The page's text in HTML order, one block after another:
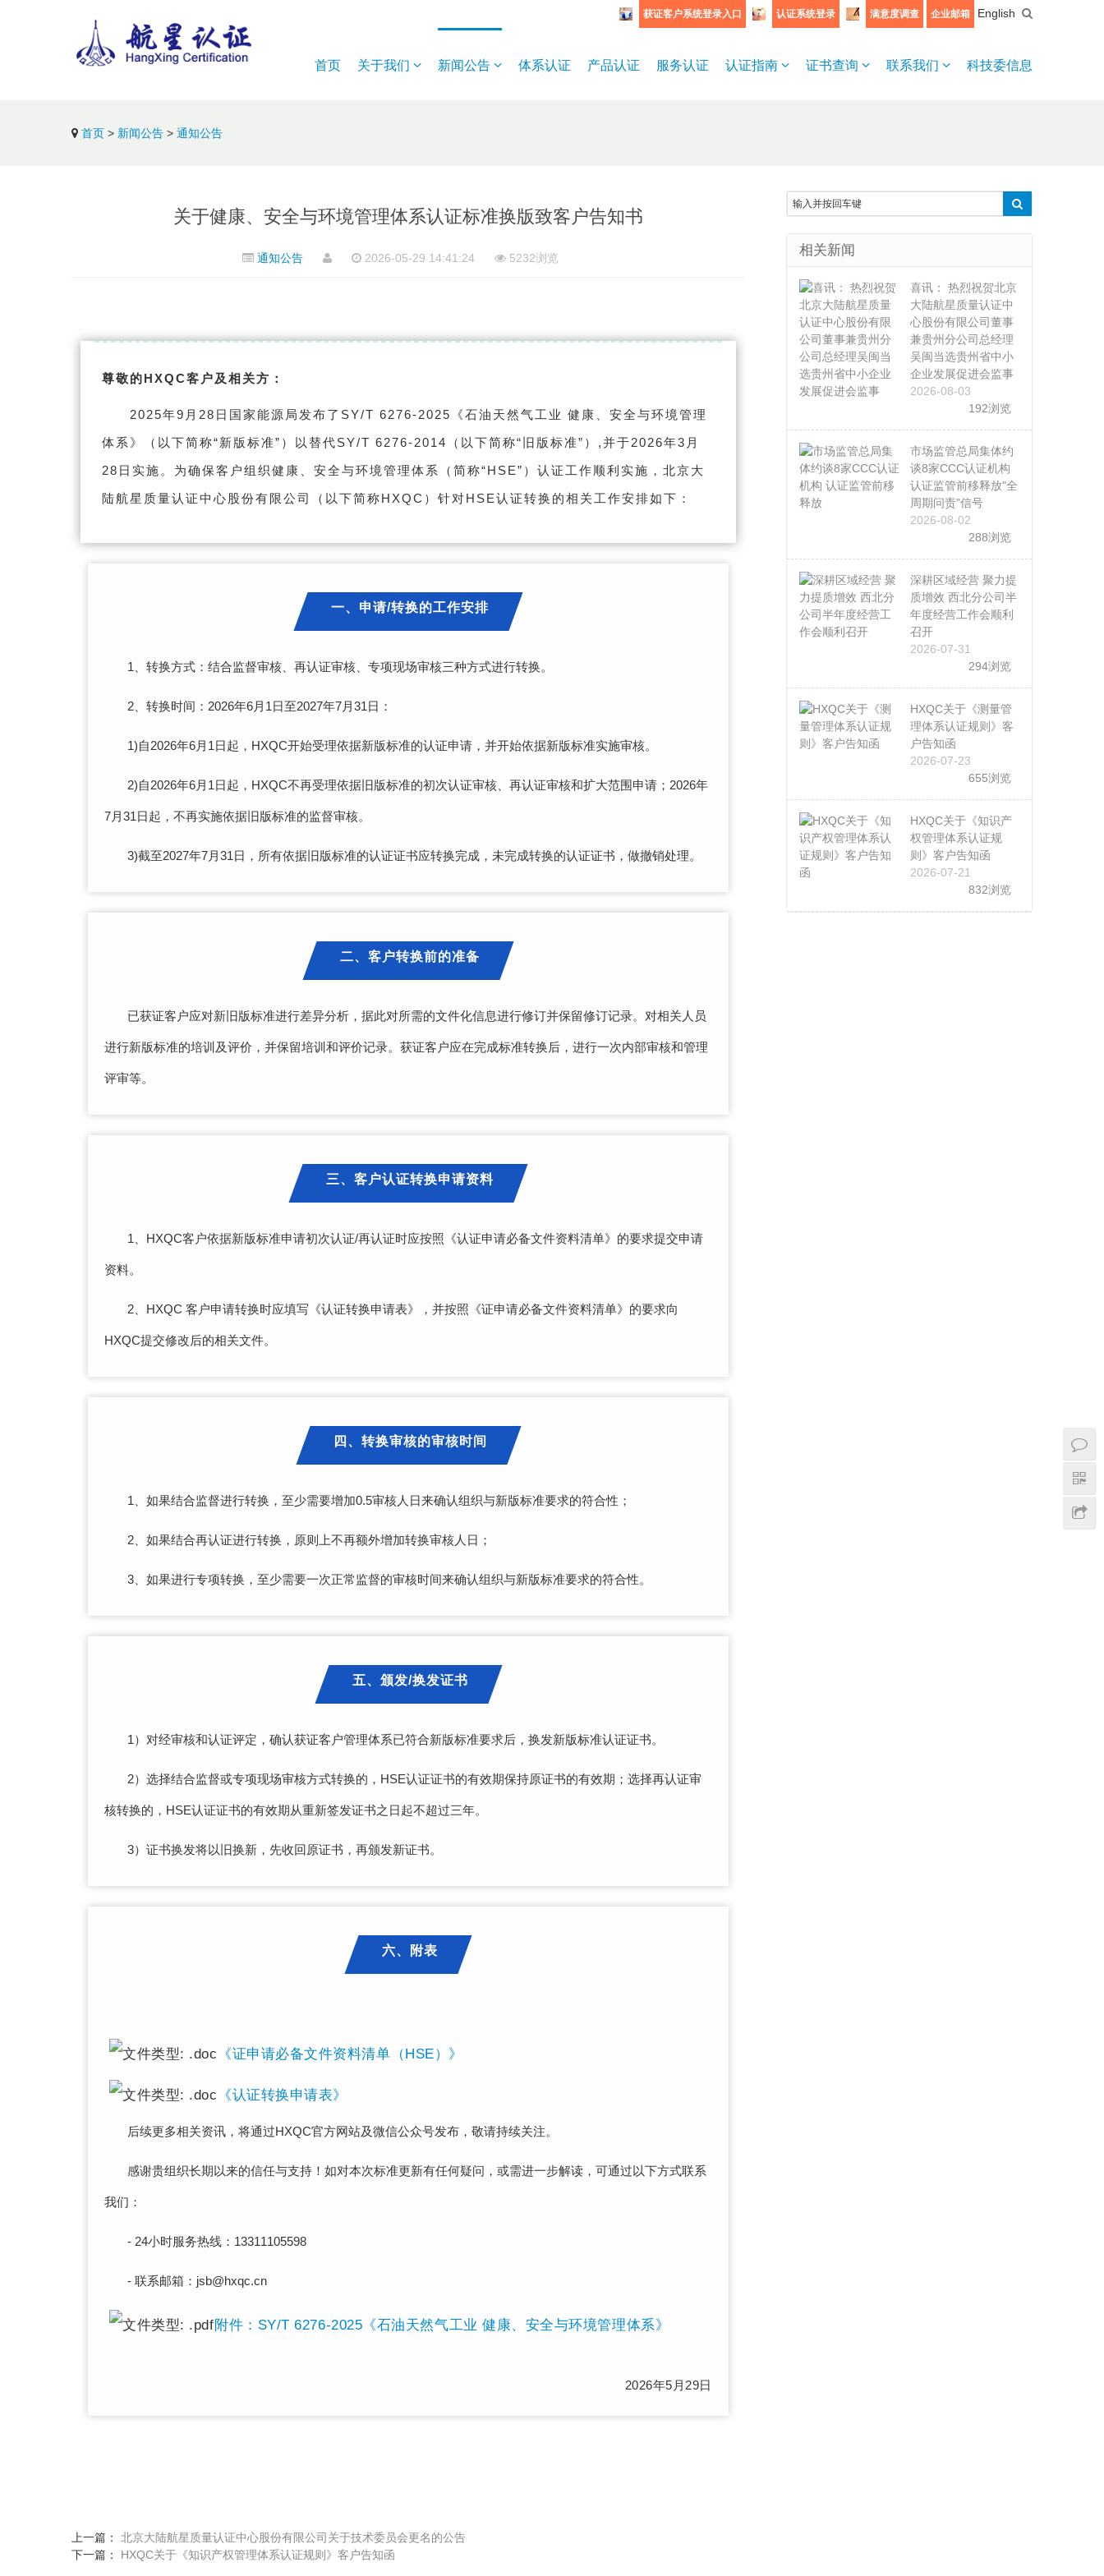
获证客户系统登录入口 认证系统登录 满意度调查 企业邮箱 English
首页 关于我们 新闻公告 体系认证 产品认证 服务认证 认证指南 证书查询 联系我们 科技委信息
首页 > 新闻公告 > 通知公告
关于健康、安全与环境管理体系认证标准换版致客户告知书
通知公告 2026-05-29 14:41:24 5232浏览
尊敬的HXQC客户及相关方：
2025年9月28日国家能源局发布了SY/T 6276-2025《石油天然气工业 健康、安全与环境管理
体系》（以下简称“新版标准”）以替代SY/T 6276-2014（以下简称“旧版标准”）,并于2026年3月
28日实施。为确保客户组织健康、安全与环境管理体系（简称“HSE”）认证工作顺利实施，北京大
陆航星质量认证中心股份有限公司（以下简称HXQC）针对HSE认证转换的相关工作安排如下：
一、申请/转换的工作安排
1、转换方式：结合监督审核、再认证审核、专项现场审核三种方式进行转换。
2、转换时间：2026年6月1日至2027年7月31日：
1)自2026年6月1日起，HXQC开始受理依据新版标准的认证申请，并开始依据新版标准实施审核。
2)自2026年6月1日起，HXQC不再受理依据旧版标准的初次认证审核、再认证审核和扩大范围申请；2026年
7月31日起，不再实施依据旧版标准的监督审核。
3)截至2027年7月31日，所有依据旧版标准的认证证书应转换完成，未完成转换的认证证书，做撤销处理。
二、客户转换前的准备
已获证客户应对新旧版标准进行差异分析，据此对所需的文件化信息进行修订并保留修订记录。对相关人员
进行新版标准的培训及评价，并保留培训和评价记录。获证客户应在完成标准转换后，进行一次内部审核和管理
评审等。
三、客户认证转换申请资料
1、HXQC客户依据新版标准申请初次认证/再认证时应按照《认证申请必备文件资料清单》的要求提交申请
资料。
2、HXQC 客户申请转换时应填写《认证转换申请表》，并按照《证申请必备文件资料清单》的要求向
HXQC提交修改后的相关文件。
四、转换审核的审核时间
1、如果结合监督进行转换，至少需要增加0.5审核人日来确认组织与新版标准要求的符合性；
2、如果结合再认证进行转换，原则上不再额外增加转换审核人日；
3、如果进行专项转换，至少需要一次正常监督的审核时间来确认组织与新版标准要求的符合性。
五、颁发/换发证书
1）对经审核和认证评定，确认获证客户管理体系已符合新版标准要求后，换发新版标准认证证书。
2）选择结合监督或专项现场审核方式转换的，HSE认证证书的有效期保持原证书的有效期；选择再认证审
核转换的，HSE认证证书的有效期从重新签发证书之日起不超过三年。
3）证书换发将以旧换新，先收回原证书，再颁发新证书。
六、附表
《证申请必备文件资料清单（HSE）》
《认证转换申请表》
后续更多相关资讯，将通过HXQC官方网站及微信公众号发布，敬请持续关注。
感谢贵组织长期以来的信任与支持！如对本次标准更新有任何疑问，或需进一步解读，可通过以下方式联系
我们：
- 24小时服务热线：13311105598
- 联系邮箱：jsb@hxqc.cn
附件：SY/T 6276-2025《石油天然气工业 健康、安全与环境管理体系》
2026年5月29日
上一篇： 北京大陆航星质量认证中心股份有限公司关于技术委员会更名的公告
下一篇： HXQC关于《知识产权管理体系认证规则》客户告知函
相关新闻
喜讯： 热烈祝贺北京
大陆航星质量认证中
心股份有限公司董事
兼贵州分公司总经理
吴闽当选贵州省中小
企业发展促进会监事
2026-08-03
192浏览
市场监管总局集体约
谈8家CCC认证机构
认证监管前移释放"全
周期问责"信号
2026-08-02
288浏览
深耕区域经营 聚力提
质增效 西北分公司半
年度经营工作会顺利
召开
2026-07-31
294浏览
HXQC关于《测量管
理体系认证规则》客
户告知函
2026-07-23
655浏览
HXQC关于《知识产
权管理体系认证规
则》客户告知函
2026-07-21
832浏览